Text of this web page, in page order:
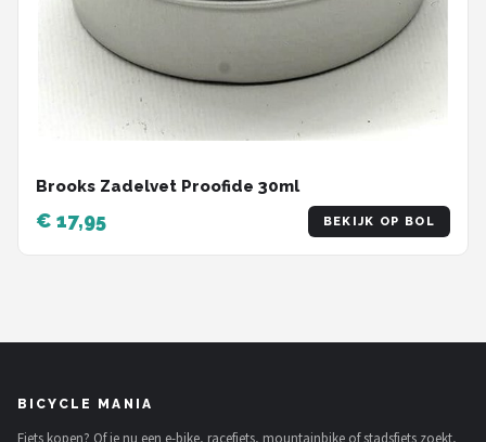
Brooks Zadelvet Proofide 30ml
€ 17,95 BEKIJK OP BOL
BICYCLE MANIA
Fiets kopen? Of je nu een e-bike, racefiets, mountainbike of stadsfiets zoekt,